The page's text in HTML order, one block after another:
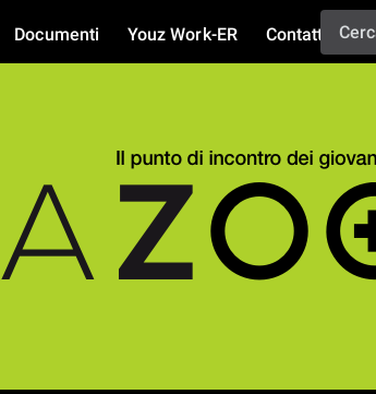
Documenti Youz Work-ER Contatti